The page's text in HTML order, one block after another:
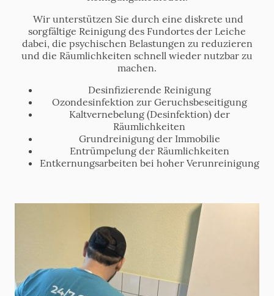
Wir unterstützen Sie durch eine diskrete und
sorgfältige Reinigung des Fundortes der Leiche
dabei, die psychischen Belastungen zu reduzieren
und die Räumlichkeiten schnell wieder nutzbar zu
machen.
Desinfizierende Reinigung
Ozondesinfektion zur Geruchsbeseitigung
Kaltvernebelung (Desinfektion) der
Räumlichkeiten
Grundreinigung der Immobilie
Entrümpelung der Räumlichkeiten
Entkernungsarbeiten bei hoher Verunreinigung